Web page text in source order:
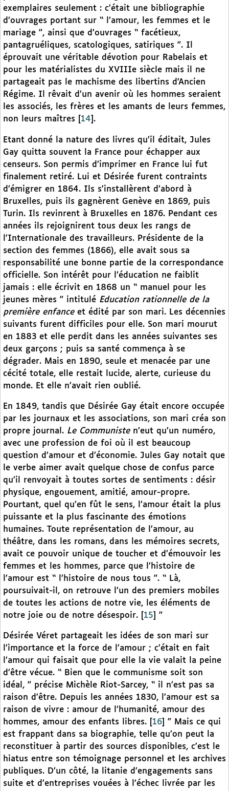
exemplaires seulement : c’était une bibliographie
d’ouvrages portant sur “ l’amour, les femmes et le
mariage ”, ainsi que d’ouvrages “ facétieux,
pantagruéliques, scatologiques, satiriques ”. Il
éprouvait une véritable dévotion pour Rabelais et
pour les matérialistes du XVIIIe siècle mais il ne
partageait pas le machisme des libertins d’Ancien
Régime. Il rêvait d’un avenir où les hommes seraient
les associés, les frères et les amants de leurs femmes,
non leurs maîtres
14 .
Etant donné la nature des livres qu’il éditait, Jules
Gay quitta souvent la France pour échapper aux
censeurs. Son permis d’imprimer en France lui fut
finalement retiré. Lui et Désirée furent contraints
d’émigrer en 1864. Ils s’installèrent d’abord à
Bruxelles, puis ils gagnèrent Genève en 1869, puis
Turin. Ils revinrent à Bruxelles en 1876. Pendant ces
années ils rejoignirent tous deux les rangs de
l’Internationale des travailleurs. Présidente de la
section des femmes (1866), elle avait sous sa
responsabilité une bonne partie de la correspondance
officielle. Son intérêt pour l’éducation ne faiblit
jamais : elle écrivit en 1868 un “ manuel pour les
jeunes mères ” intitulé Education rationnelle de la
première enfance et édité par son mari. Les décennies
suivants furent difficiles pour elle. Son mari mourut
en 1883 et elle perdit dans les années suivantes ses
deux garçons ; puis sa santé commença à se
dégrader. Mais en 1890, seule et menacée par une
cécité totale, elle restait lucide, alerte, curieuse du
monde. Et elle n’avait rien oublié.
En 1849, tandis que Désirée Gay était encore occupée
par les journaux et les associations, son mari créa son
propre journal. Le Communisten’eut qu’un numéro,
avec une profession de foi où il est beaucoup
question d’amour et d’économie. Jules Gay notait que
le verbe aimer avait quelque chose de confus parce
qu’il renvoyait à toutes sortes de sentiments : désir
physique, engouement, amitié, amour-propre.
Pourtant, quel qu’en fût le sens, l’amour était la plus
puissante et la plus fascinante des émotions
humaines. Toute représentation de l’amour, au
théâtre, dans les romans, dans les mémoires secrets,
avait ce pouvoir unique de toucher et d’émouvoir les
femmes et les hommes, parce que l’histoire de
l’amour est “ l’histoire de nous tous ”. “ Là,
poursuivait-il, on retrouve l’un des premiers mobiles
de toutes les actions de notre vie, les éléments de
notre joie ou de notre désespoir.
15 ”
Désirée Véret partageait les idées de son mari sur
l’importance et la force de l’amour ; c’était en fait
l’amour qui faisait que pour elle la vie valait la peine
d’être vécue. “ Bien que le communisme soit son
idéal, ” précise Michèle Riot-Sarcey, “ il n’est pas sa
raison d’être. Depuis les années 1830, l’amour est sa
raison de vivre : amour de l’humanité, amour des
hommes, amour des enfants libres.
16
” Mais ce qui
est frappant dans sa biographie, telle qu’on peut la
reconstituer à partir des sources disponibles, c’est le
hiatus entre son témoignage personnel et les archives
publiques. D’un côté, la litanie d’engagements sans
suite et d’entreprises vouées à l’échec livrée par les